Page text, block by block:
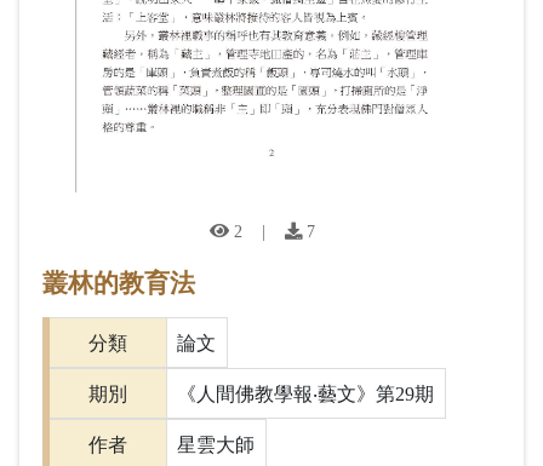
2 | 7
叢林的教育法
分類 論文
期別 《人間佛教學報‧藝文》第29期
作者 星雲大師